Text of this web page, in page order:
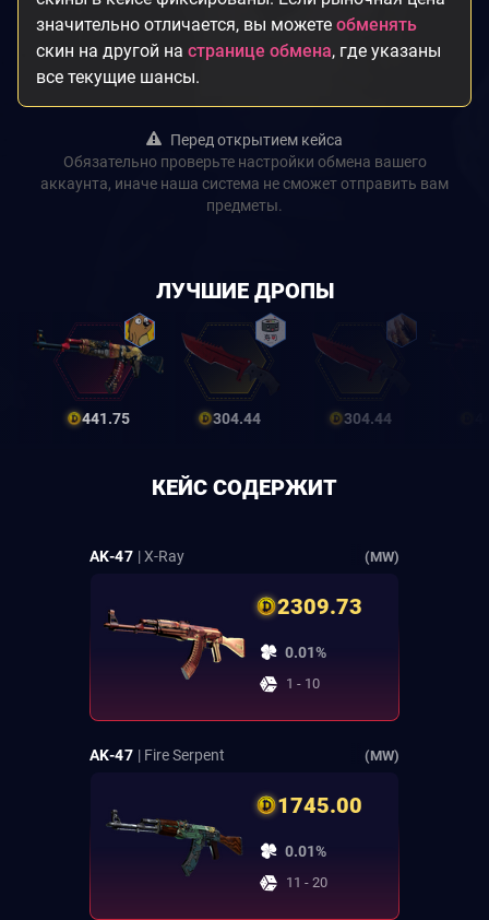
значительно отличается, вы можете обменять
скин на другой на странице обмена, где указаны
все текущие шансы.
Перед открытием кейса
Обязательно проверьте настройки обмена вашего
аккаунта, иначе наша система не сможет отправить вам
предметы.
ЛУЧШИЕ ДРОПЫ
441.75 304.44 304.44
КЕЙС СОДЕРЖИТ
AK-47 | X-Ray (MW)
2309.73
0.01%
1 - 10
AK-47 | Fire Serpent (MW)
1745.00
0.01%
11 - 20